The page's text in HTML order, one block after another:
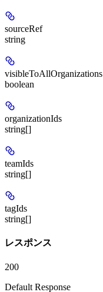
sourceRef
string
visibleToAllOrganizations
boolean
organizationIds
string[]
teamIds
string[]
tagIds
string[]
レスポンス
200
Default Response